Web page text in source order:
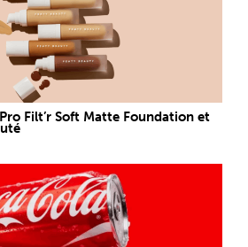
Filt’r Soft Matte Foundation et